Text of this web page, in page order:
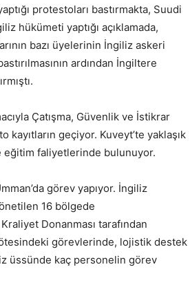
protestoları bastırmakta, Suudi
hükümeti yaptığı açıklamada,
bazı üyelerinin İngiliz askeri
ardından İngiltere
Çatışma, Güvenlik ve İstikrar
geçiyor. Kuveyt’te yaklaşık
eğitim faliyetlerinde bulunuyor.
görev yapıyor. İngiliz
16 bölgede
Donanması tarafından
görevlerinde, lojistik destek
üssünde kaç personelin görev